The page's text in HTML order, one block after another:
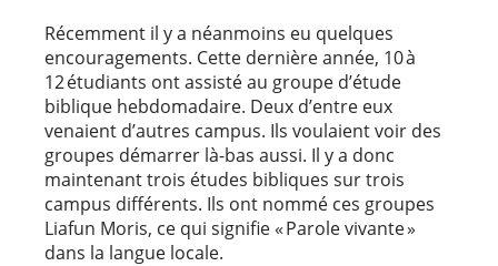
Récemment il y a néanmoins eu quelques
encouragements. Cette dernière année, 10 à
12 étudiants ont assisté au groupe d’étude
biblique hebdomadaire. Deux d’entre eux
venaient d’autres campus. Ils voulaient voir des
groupes démarrer là-bas aussi. Il y a donc
maintenant trois études bibliques sur trois
campus différents. Ils ont nommé ces groupes
Liafun Moris, ce qui signifie « Parole vivante »
dans la langue locale.